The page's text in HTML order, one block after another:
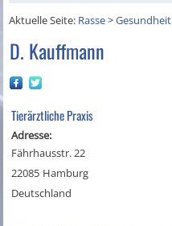
Aktuelle Seite: Rasse>Gesundheit
D. Kauffmann
Tierärztliche Praxis
Adresse:
Fährhausstr. 22
22085 Hamburg
Deutschland